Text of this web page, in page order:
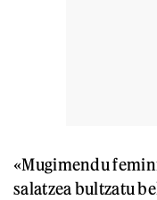
«Mugimendu
salatzea bultzatu